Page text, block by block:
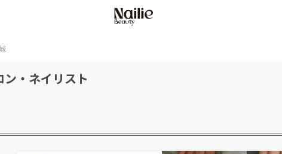
・ネイリスト